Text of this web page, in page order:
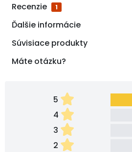
Recenzie
1
Ďalšie informácie
Súvisiace produkty
Máte otázku?
5
4
3
2